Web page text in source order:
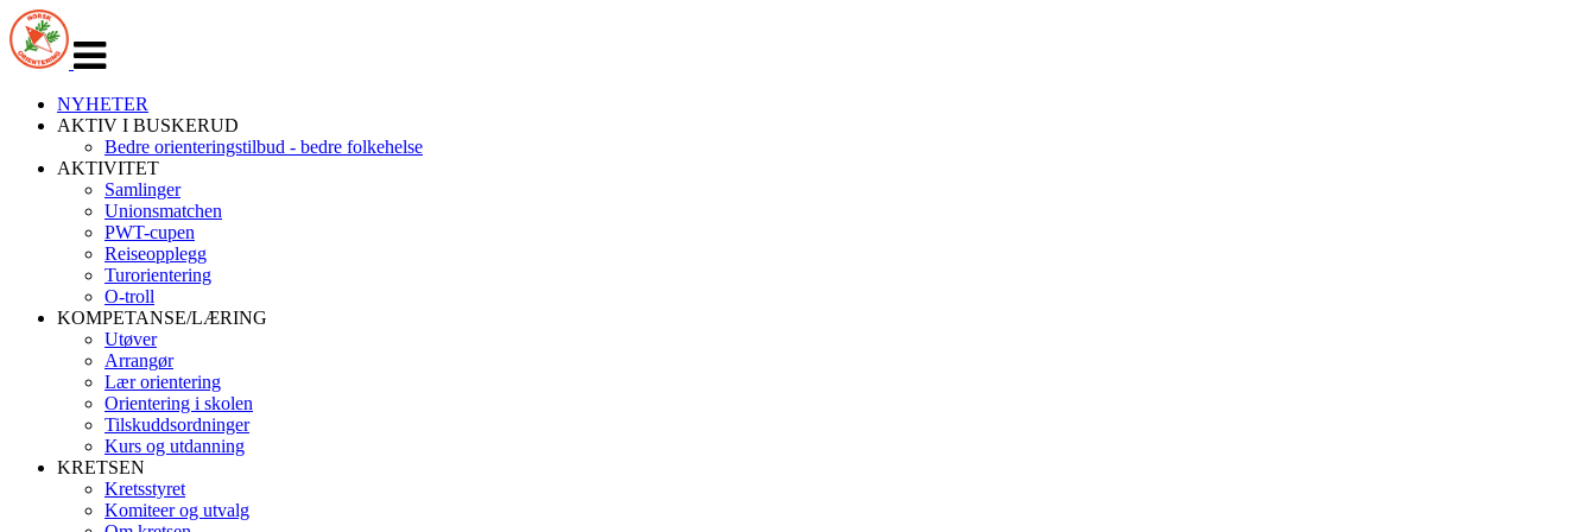
navigasjon
NYHETER
AKTIV I BUSKERUD
Bedre orienteringstilbud - bedre folkehelse
AKTIVITET
Samlinger
Unionsmatchen
PWT-cupen
Reiseopplegg
Turorientering
O-troll
KOMPETANSE/LÆRING
Utøver
Arrangør
Lær orientering
Orientering i skolen
Tilskuddsordninger
Kurs og utdanning
KRETSEN
Kretsstyret
Komiteer og utvalg